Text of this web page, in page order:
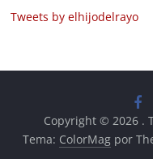
Tweets by elhijodelrayo
Copyright © 2026 .
Tema: ColorMag por